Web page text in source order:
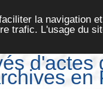
la navigation
trafic. L'usage du
d'actes
en